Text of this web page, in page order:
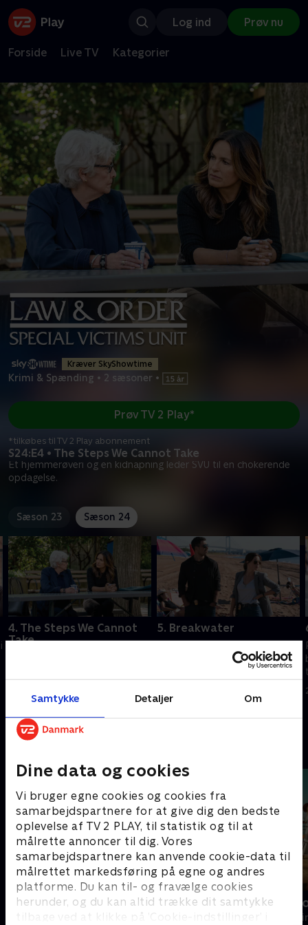
Samtykke Detaljer Om
Dine data og cookies
Vi bruger egne cookies og cookies fra
samarbejdspartnere for at give dig den bedste
oplevelse af TV 2 PLAY, til statistik og til at
målrette annoncer til dig. Vores
samarbejdspartnere kan anvende cookie-data til
målrettet markedsføring på egne og andres
platforme. Du kan til- og fravælge cookies
herunder, og du kan altid trække dit samtykke
tilbage ved at klikke på ’Cookie-indstillinger’ i
Log ind Prøv nu
Forside Live TV Kategorier
Kræver SkyShowtime
Krimi & Spænding • 2 sæsoner •
S24:E4 • The Steps We Cannot Take
Et hjemmerøveri og en kidnapning leder SVU til en chokerende
opdagelse.
Prøv TV 2 Play*
*tilkøbes til TV 2 Play abonnement
Sæson 23 Sæson 24
4. The Steps We Cannot
Take
chokerende opdagelse.
23. september 2025 • 40 min
5. Breakwater
hjælp, da han mistænker sin
chef for at udnytte hans
23. september 2025 • 40 min
Mord i Auckland Smag for
Krimi &